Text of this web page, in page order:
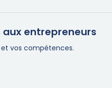
entrepreneurs
vos compétences.